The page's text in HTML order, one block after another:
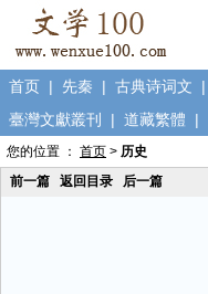
首页 | 先秦 | 古典诗词文 |
臺灣文獻叢刊
| 道藏繁體 |
您的位置 ： 首页 > 历史
前一篇
返回目录 后一篇